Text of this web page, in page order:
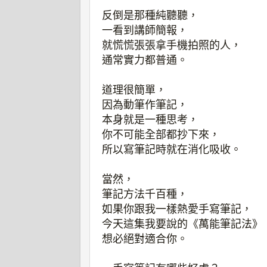
反倒是那種純聽聽，
一看到講師簡報，
就慌慌張張拿手機拍照的人，
通常實力都普通。
道理很簡單，
因為動筆作筆記，
本身就是一種思考，
你不可能全部都抄下來，
所以寫筆記時就在消化吸收。
當然，
筆記方法千百種，
如果你跟我一樣熱愛手寫筆記，
今天這集我要說的《萬能筆記法》
想必絕對適合你。